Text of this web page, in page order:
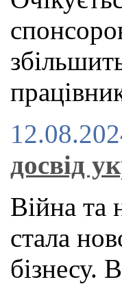
досвід
Війна та
стала
бізнесу.